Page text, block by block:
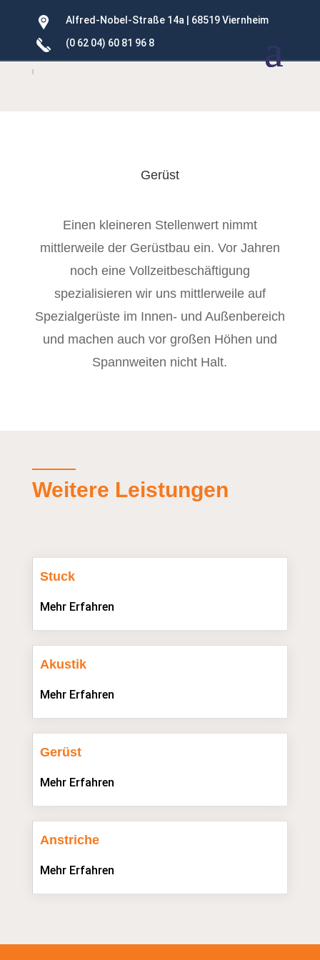
Alfred-Nobel-Straße 14a | 68519 Viernheim
(0 62 04) 60 81 96 8
Gerüst
Einen kleineren Stellenwert nimmt
mittlerweile der Gerüstbau ein. Vor Jahren
noch eine Vollzeitbeschäftigung
spezialisieren wir uns mittlerweile auf
Spezialgerüste im Innen- und Außenbereich
und machen auch vor großen Höhen und
Spannweiten nicht Halt.
Weitere Leistungen
Stuck
Mehr Erfahren
Akustik
Mehr Erfahren
Gerüst
Mehr Erfahren
Anstriche
Mehr Erfahren